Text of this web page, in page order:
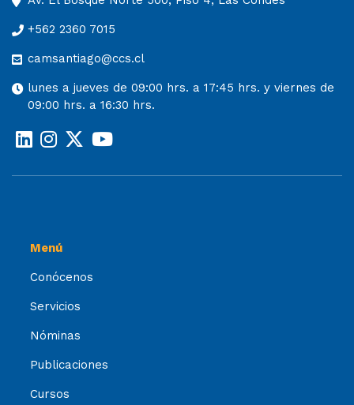
+562 2360 7015
camsantiago@ccs.cl
lunes a jueves de 09:00 hrs. a 17:45 hrs. y viernes de
09:00 hrs. a 16:30 hrs.
Menú
Conócenos
Servicios
Nóminas
Publicaciones
Cursos